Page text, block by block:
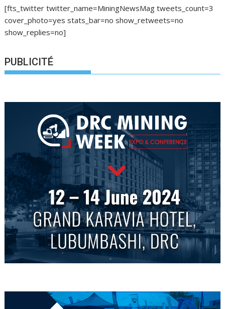
[fts_twitter twitter_name=MiningNewsMag tweets_count=3
cover_photo=yes stats_bar=no show_retweets=no
show_replies=no]
PUBLICITÉ